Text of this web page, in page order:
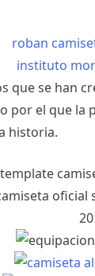
se han
por el que
historia.